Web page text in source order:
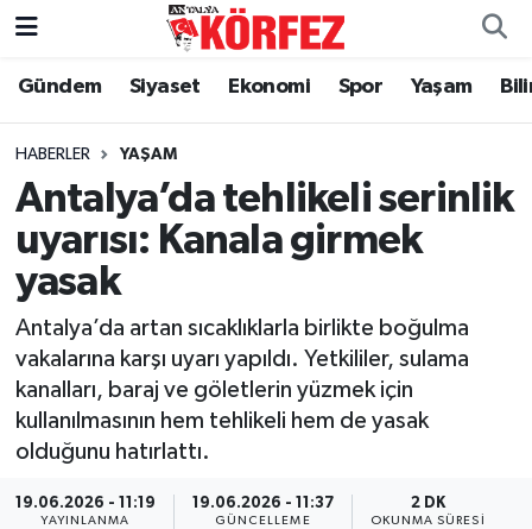
Gündem Siyaset Ekonomi Spor Yaşam
HABERLER YAŞAM
Antalya’da tehlikeli serinlik
uyarısı: Kanala girmek
yasak
Antalya’da artan sıcaklıklarla birlikte boğulma
vakalarına karşı uyarı yapıldı. Yetkililer, sulama
kanalları, baraj ve göletlerin yüzmek için
kullanılmasının hem tehlikeli hem de yasak
olduğunu hatırlattı.
19.06.2026 - 11:19
YAYINLANMA
19.06.2026 - 11:37
GÜNCELLEME
2 DK
OKUNMA SÜRESI
Gündem
Siyaset
Yerel Yönetim
Ekonomi
Spor
Yaşam
Asayiş
Dünya
Nöbetçi Eczaneler
Hava Durumu
Trafik Durumu
Süper Lig Puan Durumu ve Fikstür
Tüm Manşetler
Son Dakika Haberleri
Haber Arşivi